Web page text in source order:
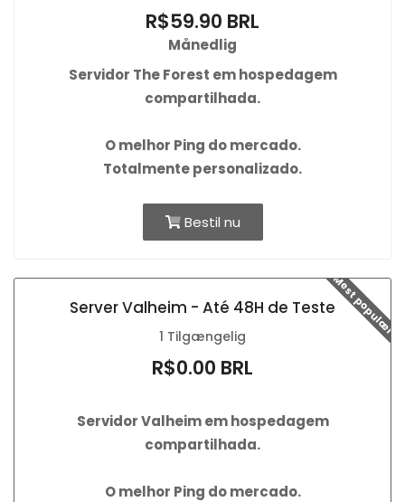
R$59.90 BRL
Månedlig
Servidor The Forest em hospedagem
compartilhada.
Omelhor Ping do mercado.
Totalmente personalizado.
Bestil nu
Mest populær
Server Valheim - Até 48H de Teste
1 Tilgængelig
R$0.00 BRL
Servidor Valheim em hospedagem
compartilhada.
Omelhor Ping do mercado.